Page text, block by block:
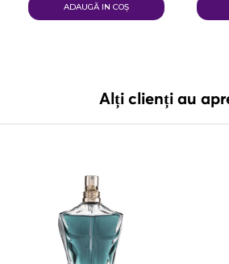
ADAUGĂ IN COŞ
Alți clienți au